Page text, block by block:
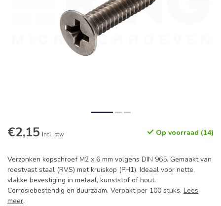
€2,15 Incl. btw Op voorraad (14)
Verzonken kopschroef M2 x 6 mm volgens DIN 965. Gemaakt van
roestvast staal (RVS) met kruiskop (PH1). Ideaal voor nette,
vlakke bevestiging in metaal, kunststof of hout.
Corrosiebestendig en duurzaam. Verpakt per 100 stuks. Lees
meer.